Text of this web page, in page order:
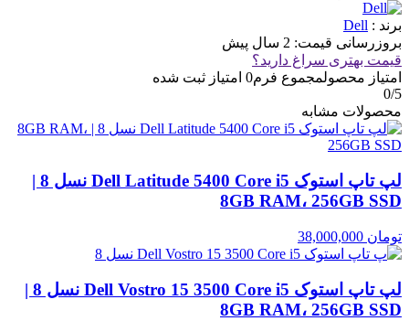
برند : Dell
بروزرسانی قیمت: 2 سال پیش
قیمت بهتری سراغ دارید؟
امتیاز محصولمجموع فرم0 امتیاز ثبت شده
0/5
محصولات مشابه
لپ تاپ استوک Dell Latitude 5400 Core i5 نسل 8 |
8GB RAM، 256GB SSD
تومان
لپ تاپ استوک Dell Vostro 15 3500 Core i5 نسل 8 |
8GB RAM، 256GB SSD